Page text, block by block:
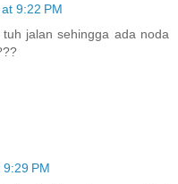
9:22 PM
jalan sehingga ada noda
PM